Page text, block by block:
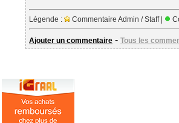
Légende : Commentaire Admin / Staff |
Ajouter un commentaire - Tous les